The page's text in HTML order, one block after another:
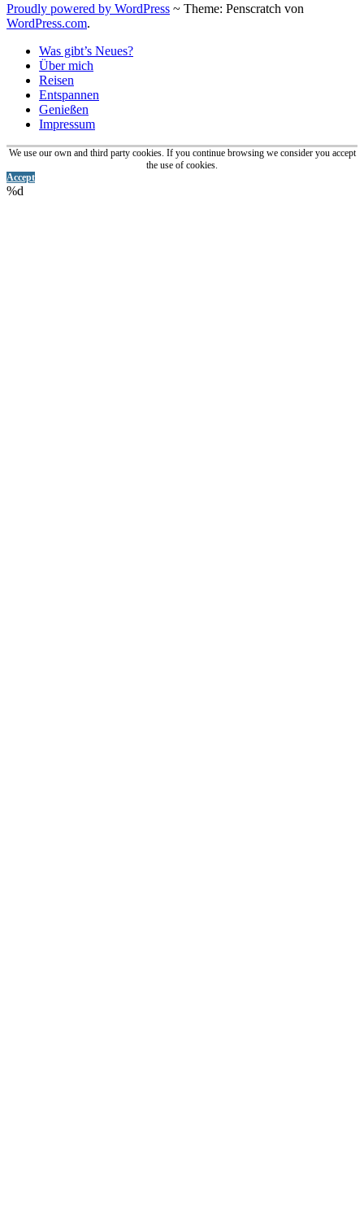
Proudly powered by WordPress ~ Theme: Penscratch von
WordPress.com.
Was gibt’s Neues?
Über mich
Reisen
Entspannen
Genießen
Impressum
We use our own and third party cookies. If you continue browsing we consider you accept
the use of cookies.
Accept
%d